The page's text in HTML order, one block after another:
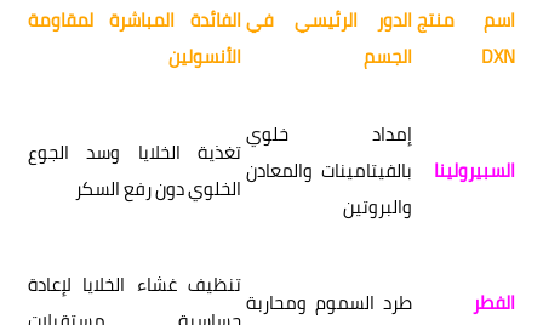
اسم منتج
DXN
الدور الرئيسي في
الجسم
الفائدة المباشرة لمقاومة
الأنسولين
السبيرولينا
إمداد خلوي
بالفيتامينات والمعادن
والبروتين
تغذية الخلايا وسد الجوع
الخلوي دون رفع السكر
الفطر
طرد السموم ومحاربة
تنظيف غشاء الخلايا لإعادة